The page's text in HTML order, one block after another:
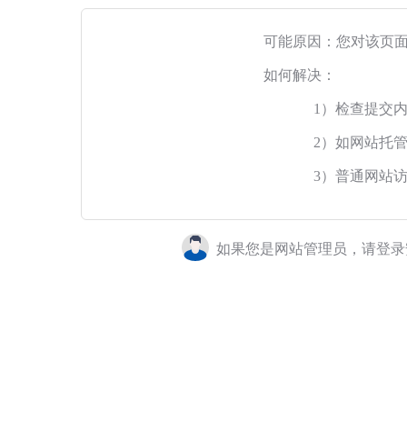
可能原因：您对该页
如何解决：
1）检查提交
2）如网站托
3）普通网站
如果您是网站管理员，请登